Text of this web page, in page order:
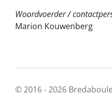
Woordvoerder /
Marion Kouwenberg
© 2016 - 2026